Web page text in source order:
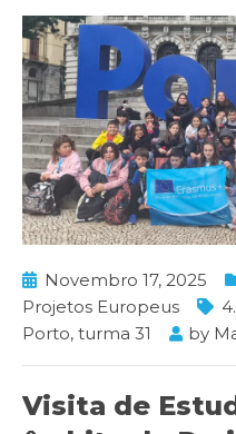
Novembro 17, 2025
Projetos Europeus
Porto, turma 31 by
Visita de